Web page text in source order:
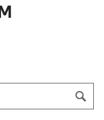
3 Serie M-Sport
om te zoeken